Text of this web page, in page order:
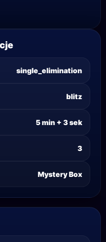
single_elimination
blitz
5 min + 3 sek
3
Mystery Box